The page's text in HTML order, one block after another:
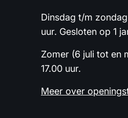
Dinsdag t/m
uur. Gesloten op 1
Zomer (6 juli tot en
17.00 uur.
Meer over